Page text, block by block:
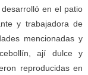
en el patio
y trabajadora de
mencionadas y
ají dulce y
reproducidas en